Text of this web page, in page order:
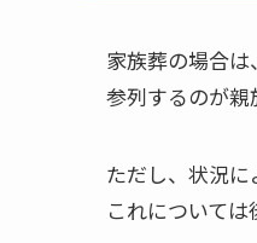
家族葬の場合は
参列するのが親
ただし、状況に
これについては